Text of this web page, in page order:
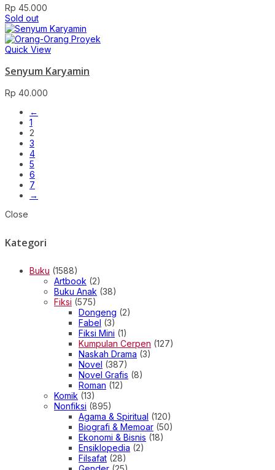
Rp 45.000
Sold out
Quick View
Senyum Karyamin
Rp 40.000
←
1
2
3
4
5
6
7
→
Close
Kategori
Buku (1588)
Artbook (2)
Buku Anak (38)
Fiksi (575)
Dongeng (2)
Fabel (3)
Fiksi Mini (1)
Kumpulan Cerpen (127)
Naskah Drama (3)
Novel (387)
Novel Grafis (8)
Roman (12)
Komik (13)
Nonfiksi (895)
Agama & Spiritual (120)
Biografi & Memoar (50)
Ekonomi & Bisnis (18)
Ensiklopedia (2)
Filsafat (28)